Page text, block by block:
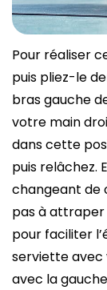
Pour réaliser
puis pliez-le
bras gauche
votre main
dans cette
puis relâchez.
changeant de
pas à attraper
pour faciliter
serviette avec
avec la